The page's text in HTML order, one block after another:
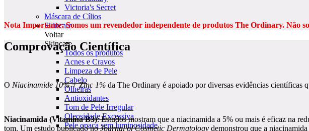
Victoria's Secret
Máscara de Cílios
Skincare
Voltar
Skincare
Todos os produtos
Acnes e Cravos
Limpeza de Pele
Cabelo
Olheiras
Antioxidantes
Tom de Pele Irregular
Oleosidade Excessiva
Pele opaca sem luminosidade
Nota Importante: Somos um revendedor independente de produtos The Ordinary. Não
Comprovação Científica
O Niacinamide 10% + Zinc 1% da The Ordinary é apoiado por diversas evidências científicas
Niacinamida (Vitamina B3): Estudos mostram que a niacinamida a 5% ou mais é eficaz na
tom. Um estudo publicado noJournal of Cosmetic Dermatology demonstrou que a